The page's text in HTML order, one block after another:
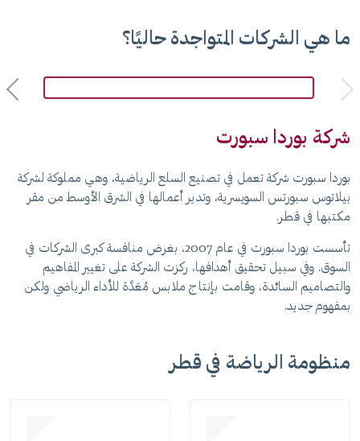
ما هي الشركات المتواجدة حاليًا؟
شركة بوردا سبورت
بوردا سبورت شركة تعمل في تصنيع السلع الرياضية، وهي مملوكة لشركة
بيلاتوس سبورتس السويسرية، وتدير أعمالها في الشرق الأوسط من مقر
مكتبها في قطر.
تأسست بوردا سبورت في عام 2007، بغرض منافسة كبرى الشركات في
السوق. وفي سبيل تحقيق أهدافها، ركزت الشركة على تغيير المفاهيم
والتصاميم السائدة، وقامت بإنتاج ملابس مُعَدَّة للأداء الرياضي ولكن
بمفهوم جديد.
منظومة الرياضة في قطر